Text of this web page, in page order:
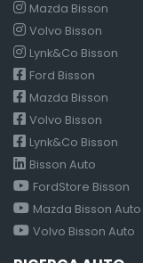
Mazda Bisson
Volvo Bisson
Lynk&Co Bisson
Ford Bisson
Mazda Bisson
Volvo Bisson
Lynk&Co Bisson
Bisson Auto
FordStore Bisson
Mazda Bisson Auto
Volvo Bisson Auto